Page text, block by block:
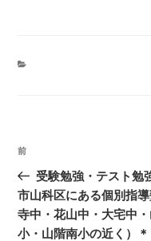
投
ナ
ビ
ゲ
前
の
投
稿
前
受験勉強・テスト勉
市山科区にある個別指
寺中・花山中・大宅中
小・山階南小の近く）＊